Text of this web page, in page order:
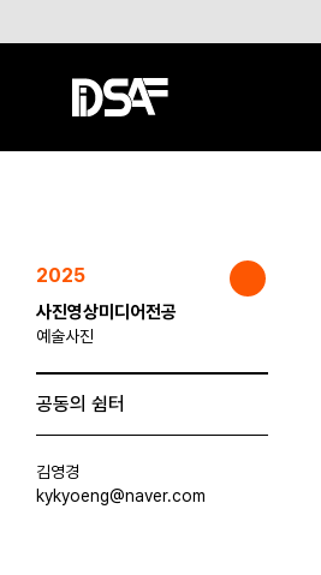
2025
사진영상미디어전공
예술사진
공동의 쉼터
김영경
kykyoeng@naver.com